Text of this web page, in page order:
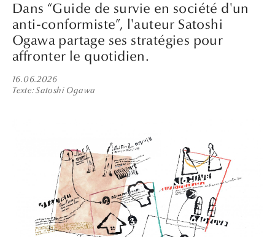
Dans “Guide de survie en société d'un
anti-conformiste”, l'auteur Satoshi
Ogawa partage ses stratégies pour
affronter le quotidien.
16.06.2026
Texte Satoshi Ogawa